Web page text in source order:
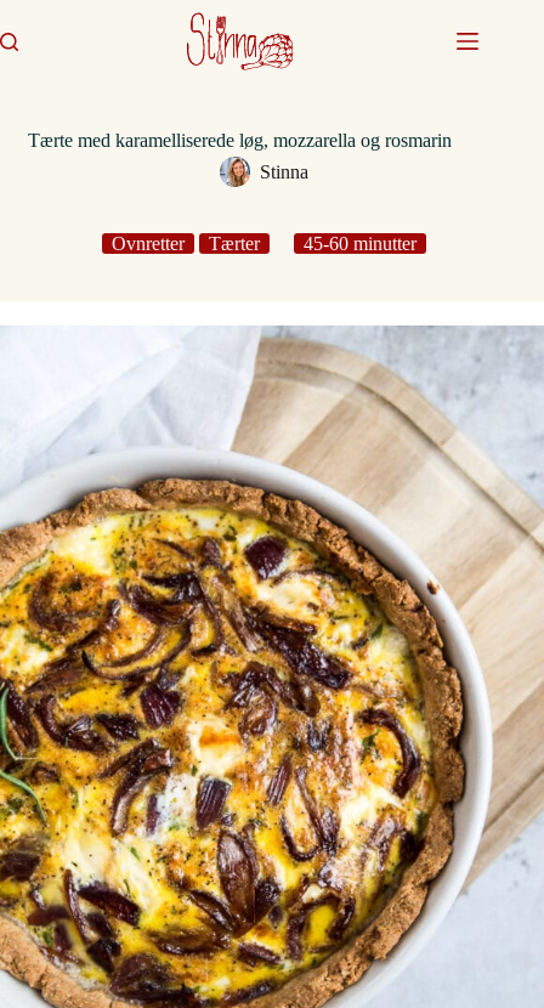
til
indhold
Tærte med karamelliserede løg, mozzarella og rosmarin
Stinna
Ovnretter Tærter 45-60 minutter